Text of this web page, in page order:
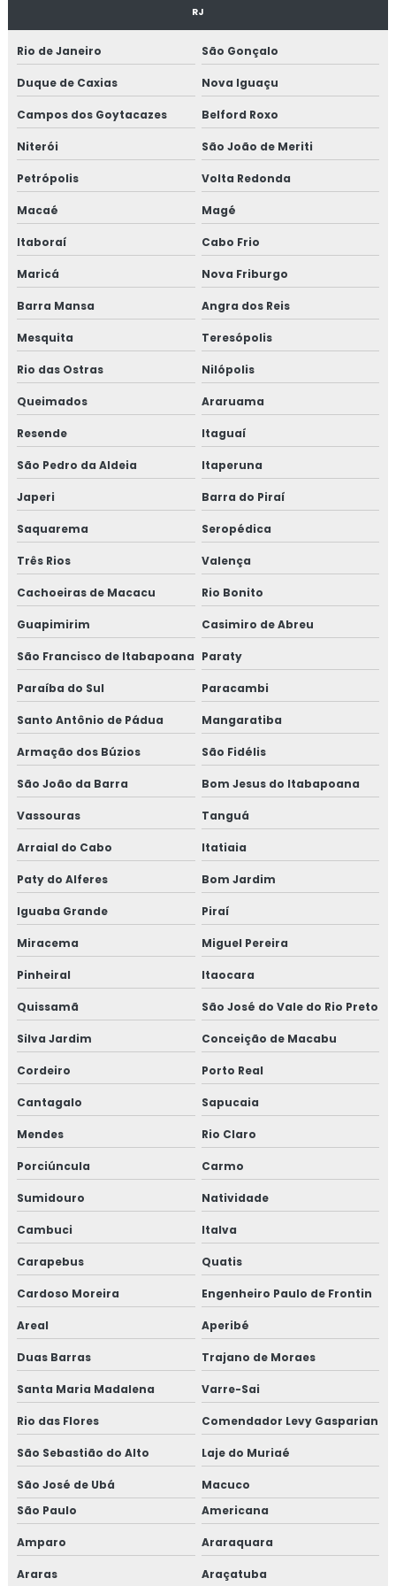
MANUTENÇÃO EM CALDEIRAS INDUSTRIAIS
EMPRESA DE MANUTENÇÃO DE MÁQUINAS
INDUSTRIAIS
MANUTENÇÃO MECÂNICA INDUSTRIAL
SERVIÇOS DE MANUTENÇÃO INDUSTRIAL
TÉCNICO DE MANUTENÇÃO INDUSTRIAL
CURSO MANUTENÇÃO INDUSTRIAL
MONTAGEM DE TUBULAÇÃO
MONTAGEM DE TUBULAÇÃO INDUSTRIAL
CUSTO DE MONTAGEM DE TUBULAÇÃO
INDUSTRIAL
EMPRESA DE MONTAGEM DE TUBULAÇÃO
INDUSTRIAL
MONTAGEM DE TUBULAÇÃO DE INOX
INDUSTRIAL
TREINAMENTO NR13 VASO DE PRESSÃO
TREINAMENTO NR13 CALDEIRA
TREINAMENTO NR13 TUBULAÇÃO
TREINAMENTO NR13 TANQUE METÁLICO
TREINAMENTO NR10
TREINAMENTO NR10 SEGURANÇA EM
INSTALAÇÕES ELÉTRICAS
TREINAMENTO NR34
TREINAMENTO NR34 ITEM TESTE DE
PRESSURIZADAS
REPAROS EM TUBULAÇÕES
EMPRESA DE REPAROS EM TUBULAÇÕES
SERVIÇOS DE MANUTENÇÃO PREDIAL
EMPRESA DE MANUTENÇÃO PREDIAL
EMPRESA DE MANUTENÇÃO PREDIAL RJ
TREINAMENTO NR10 ONLINE
TESTE HIDROSTÁTICO NR13
TESTE HIDROSTATICO VASO DE PRESSÃO
TESTE HIDROSTÁTICO EM MANGUEIRAS
TESTE HIDROSTÁTICO COMPRESSOR DE AR
NR13 TESTE HIDROSTATICO
TESTE HIDROSTÁTICO TUBULAÇÃO
TESTE DE PRESSÃO HIDROSTÁTICA
TESTE HIDROSTATICO EM TUBULAÇÃO DE
TESTE HIDROSTÁTICO EM CALDEIRAS
TESTE HIDROSTÁTICO EM TUBULAÇÕES DE ÁGUA
LAUDO DE ESTANQUEIDADE
RJ
Rio de Janeiro São Gonçalo
Duque de Caxias Nova Iguaçu
Campos dos Goytacazes Belford Roxo
Niterói São João de Meriti
Petrópolis Volta Redonda
Macaé Magé
Itaboraí Cabo Frio
Maricá Nova Friburgo
Barra Mansa Angra dos Reis
Mesquita Teresópolis
Rio das Ostras Nilópolis
Queimados Araruama
Resende Itaguaí
São Pedro da Aldeia Itaperuna
Japeri Barra do Piraí
Saquarema Seropédica
Três Rios Valença
Cachoeiras de Macacu Rio Bonito
Guapimirim Casimiro de Abreu
São Francisco de Itabapoana Paraty
Paraíba do Sul Paracambi
Santo Antônio de Pádua Mangaratiba
Armação dos Búzios São Fidélis
São João da Barra Bom Jesus do Itabapoana
Vassouras Tanguá
Arraial do Cabo Itatiaia
Paty do Alferes Bom Jardim
Iguaba Grande Piraí
Miracema Miguel Pereira
Pinheiral Itaocara
Quissamã São José do Vale do Rio Preto
Silva Jardim Conceição de Macabu
Cordeiro Porto Real
Cantagalo Sapucaia
Mendes Rio Claro
Porciúncula Carmo
Sumidouro Natividade
Cambuci Italva
Carapebus Quatis
Cardoso Moreira Engenheiro Paulo de Frontin
Areal Aperibé
Duas Barras Trajano de Moraes
Santa Maria Madalena Varre-Sai
Rio das Flores Comendador Levy Gasparian
São Sebastião do Alto Laje do Muriaé
São José de Ubá
Macuco
São Paulo
Americana
Amparo Araraquara
Araras Araçatuba